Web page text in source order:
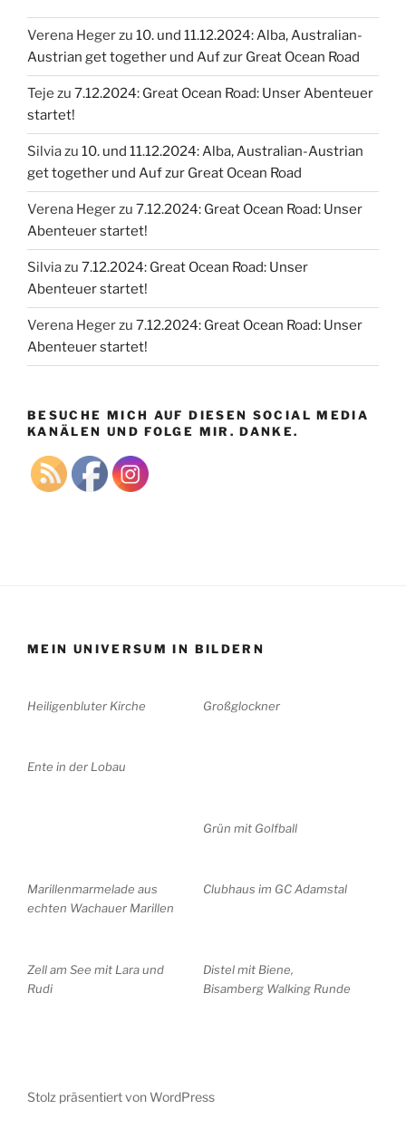
Verena Hegerzu 10. und 11.12.2024: Alba, Australian-
Austrian get together und Auf zur Great Ocean Road
Teje zu 7.12.2024: Great Ocean Road: Unser Abenteuer
startet!
Silviazu 10. und 11.12.2024: Alba, Australian-Austrian
get together und Auf zur Great Ocean Road
Verena Hegerzu 7.12.2024: Great Ocean Road: Unser
Abenteuer startet!
Silviazu 7.12.2024: Great Ocean Road: Unser
Abenteuer startet!
Verena Hegerzu 7.12.2024: Great Ocean Road: Unser
Abenteuer startet!
BESUCHE MICH AUF DIESEN SOCIAL MEDIA
KANÄLEN UND FOLGE MIR. DANKE.
MEIN UNIVERSUM IN BILDERN
Heiligenbluter Kirche Großglockner
Ente in der Lobau
Grün mit Golfball
Marillenmarmelade aus
echten Wachauer Marillen
Clubhaus im GC Adamstal
Zell am See mit Lara und
Rudi
Distel mit Biene,
Bisamberg Walking Runde
Stolz präsentiert von WordPress